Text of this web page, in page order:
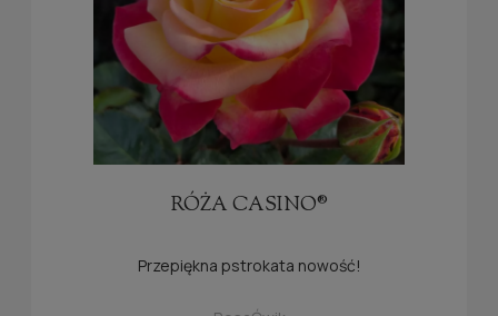
RÓŻA CASINO®
Przepiękna pstrokata nowość!